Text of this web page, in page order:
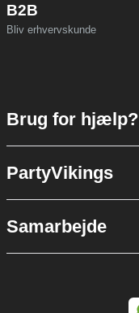
B2B
Bliv erhvervskunde
Brug for hjælp?
PartyVikings
Samarbejde